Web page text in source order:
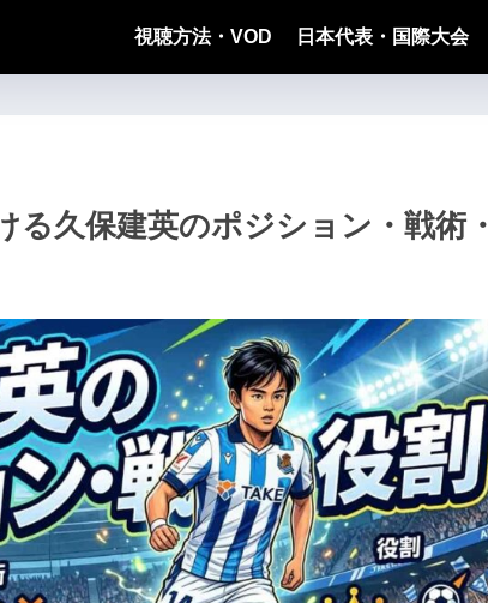
視聴方法・VOD 日本代表・国際大会
る久保建英のポジション・戦術・